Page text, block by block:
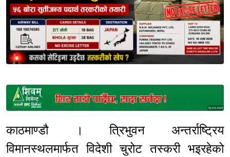
Sponsored
काठमाण्डौ । त्रिभुवन अन्तर्राष्ट्रिय
विमानस्थलमार्फत विदेशी चुरोट तस्करी भइरहेको